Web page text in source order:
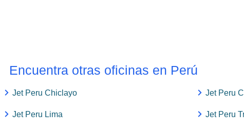
Encuentra otras oficinas en Perú
Jet Peru Chiclayo Jet Peru
Jet Peru Lima Jet Peru